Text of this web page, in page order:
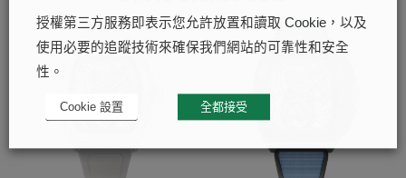
授權第三方服務即表示您允許放置和讀取 Cookie，以及
使用必要的追蹤技術來確保我們網站的可靠性和安全
性。
Cookie 設置 全都接受